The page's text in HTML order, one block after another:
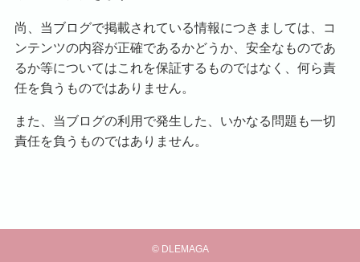
尚、当ブログで掲載されている情報につきましては、コ
ンテンツの内容が正確であるかどうか、安全なものであ
るか等についてはこれを保証するものではなく、何ら責
任を負うものではありません。
また、当ブログの利用で発生した、いかなる問題も一切
責任を負うものではありません。
©DLEMAGA